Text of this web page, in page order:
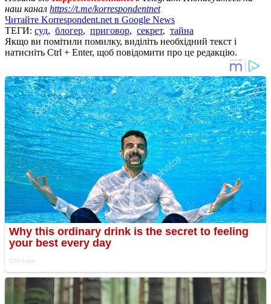
наш канал https://t.me/korrespondentnet
Читайте Korrespondent.net в Google News
ТЕГИ: суд, блогер, приговор, секрет, тайна
Якщо ви помітили помилку, виділіть необхідний текст і
натисніть Ctrl + Enter, щоб повідомити про це редакцію.